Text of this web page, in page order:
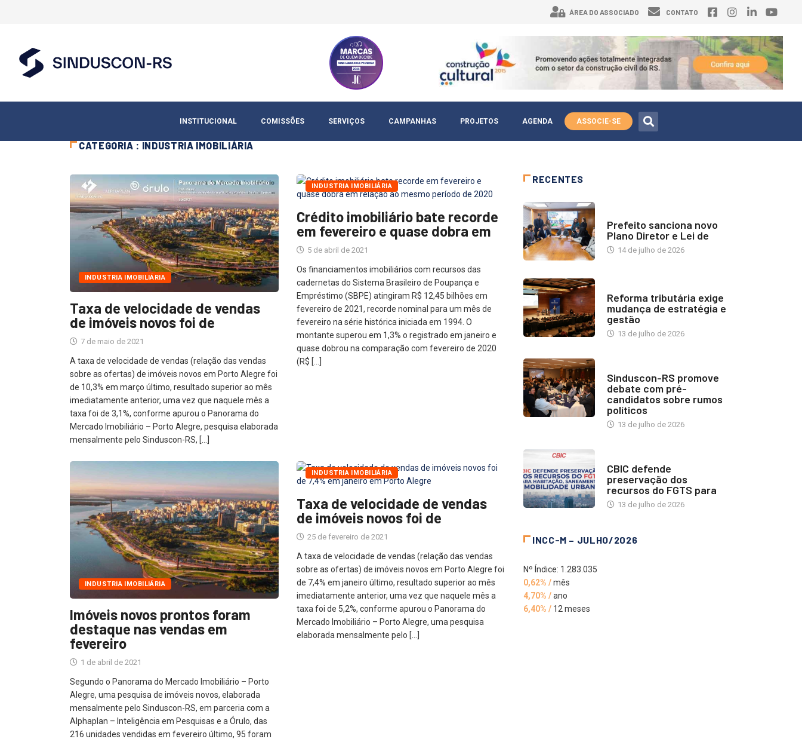
ÁREA DO ASSOCIADO CONTATO
INSTITUCIONAL COMISSÕES SERVIÇOS CAMPANHAS PROJETOS AGENDA ASSOCIE-SE
CATEGORIA : INDUSTRIA IMOBILIÁRIA
INDUSTRIA IMOBILIÁRIA
Taxa de velocidade de vendas
de imóveis novos foi de
7 de maio de 2021
A taxa de velocidade de vendas (relação das vendas
sobre as ofertas) de imóveis novos em Porto Alegre foi
de 10,3% em março último, resultado superior ao mês
imediatamente anterior, uma vez que naquele mês a
taxa foi de 3,1%, conforme apurou o Panorama do
Mercado Imobiliário – Porto Alegre, pesquisa elaborada
mensalmente pelo Sinduscon-RS, […]
INDUSTRIA IMOBILIÁRIA
Crédito imobiliário bate recorde
em fevereiro e quase dobra em
5 de abril de 2021
Os financiamentos imobiliários com recursos das
cadernetas do Sistema Brasileiro de Poupança e
Empréstimo (SBPE) atingiram R$ 12,45 bilhões em
fevereiro de 2021, recorde nominal para um mês de
fevereiro na série histórica iniciada em 1994. O
montante superou em 1,3% o registrado em janeiro e
quase dobrou na comparação com fevereiro de 2020
(R$ […]
INDUSTRIA IMOBILIÁRIA
Imóveis novos prontos foram
destaque nas vendas em
fevereiro
1 de abril de 2021
Segundo o Panorama do Mercado Imobiliário – Porto
Alegre, uma pesquisa de imóveis novos, elaborada
mensalmente pelo Sinduscon-RS, em parceria com a
Alphaplan – Inteligência em Pesquisas e a Órulo, das
216 unidades vendidas em fevereiro último, 95 foram
INDUSTRIA IMOBILIÁRIA
Taxa de velocidade de vendas
de imóveis novos foi de
25 de fevereiro de 2021
A taxa de velocidade de vendas (relação das vendas
sobre as ofertas) de imóveis novos em Porto Alegre foi
de 7,4% em janeiro último, resultado superior ao mês
imediatamente anterior, uma vez que naquele mês a
taxa foi de 5,2%, conforme apurou o Panorama do
Mercado Imobiliário – Porto Alegre, uma pesquisa
elaborada mensalmente pelo […]
RECENTES
Prefeito sanciona novo
Plano Diretor e Lei de
14 de julho de 2026
Reforma tributária exige
mudança de estratégia e
gestão
13 de julho de 2026
Sinduscon-RS promove
debate com pré-
candidatos sobre rumos
políticos
13 de julho de 2026
CBIC defende
preservação dos
recursos do FGTS para
13 de julho de 2026
INCC-M – JULHO/2026
Nº Índice: 1.283.035
0,62% /mês
4,70% /ano
6,40% / 12 meses